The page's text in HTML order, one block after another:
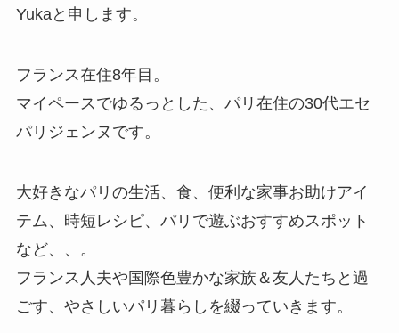
Yukaと申します。
フランス在住8年目。
マイペースでゆるっとした、パリ在住の30代エセ
パリジェンヌです。
大好きなパリの生活、食、便利な家事お助けアイ
テム、時短レシピ、パリで遊ぶおすすめスポット
など、、。
フランス人夫や国際色豊かな家族＆友人たちと過
ごす、やさしいパリ暮らしを綴っていきます。